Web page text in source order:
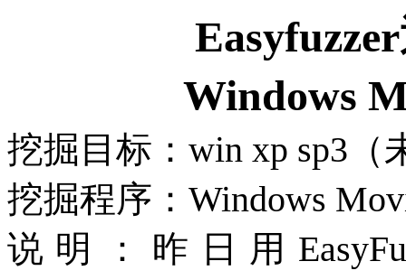
Easyfuzzer
Windows
挖掘目标： win xp sp3
挖掘程序： Windows
说明：昨日用